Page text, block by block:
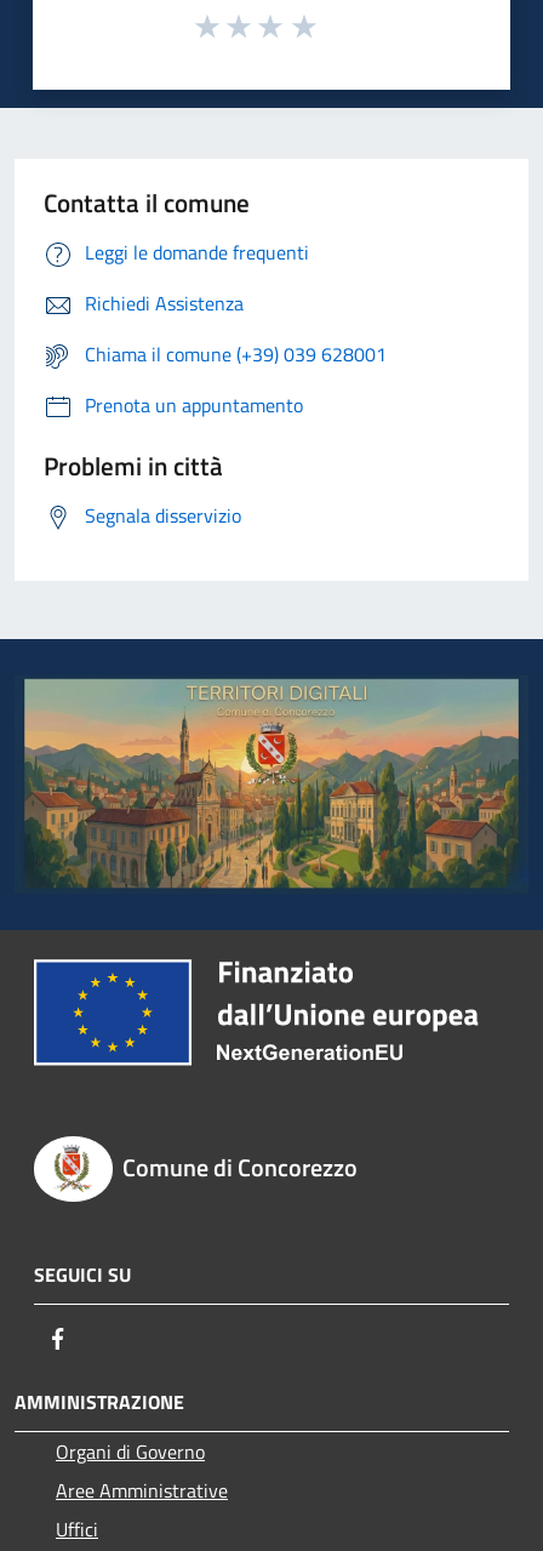
Contatta il comune
Leggi le domande frequenti
Richiedi Assistenza
Chiama il comune (+39) 039 628001
Prenota un appuntamento
Problemi in città
Segnala disservizio
Comune di Concorezzo
SEGUICI SU
AMMINISTRAZIONE
Organi di Governo
Aree Amministrative
Uffici